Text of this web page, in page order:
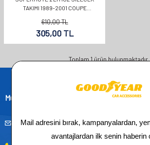
TAKIMI 1989-2001 COUPE
610,00TL
305,00TL
Toplam1ürün bulunmaktadır.
Müşteri Hizmetleri
musteridestek@goodyearotoaksesuar.com.tr